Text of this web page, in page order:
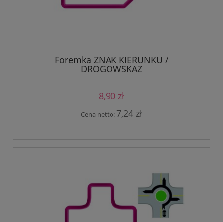
Foremka ZNAK KIERUNKU /
DROGOWSKAZ
8,90 zł
Cena netto: 7,24 zł